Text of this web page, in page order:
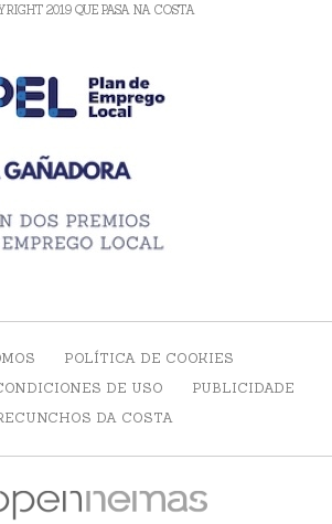
2019 QUE PASA NA COSTA
POLÍTICA DE COOKIES
DE USO
PUBLICIDADE
DA COSTA